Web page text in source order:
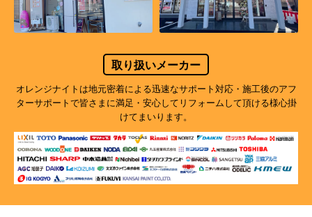
取り扱いメーカー
オレンジナイトは地元密着による迅速なサポート対応・施工後のアフ
ターサポートで皆さまに満足・安心してリフォームして頂ける様心掛
けてまいります。